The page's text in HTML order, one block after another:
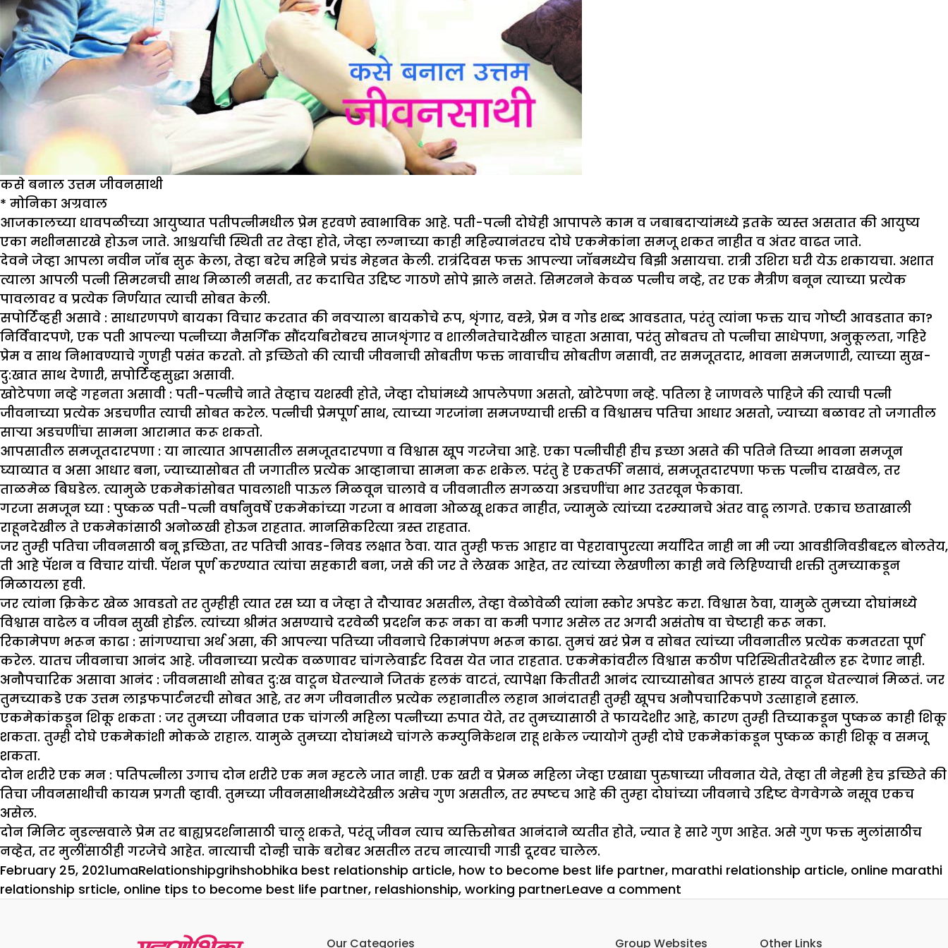
कसे बनाल उत्तम जीवनसाथी
* मोनिका अग्रवाल
आजकालच्या धावपळीच्या आयुष्यात पतीपत्नीमधील प्रेम हरवणे स्वाभाविक आहे. पती-पत्नी दोघेही आपापले काम व जबाबदाऱ्यांमध्ये इतके व्यस्त असतात की आयुष्य
एका मशीनसारखे होऊन जाते. आश्चर्याची स्थिती तर तेव्हा होते, जेव्हा लग्नाच्या काही महिन्यानंतरच दोघे एकमेकांना समजू शकत नाहीत व अंतर वाढत जाते.
देवने जेव्हा आपला नवीन जॉब सुरू केला, तेव्हा बरेच महिने प्रचंड मेहनत केली. रात्रंदिवस फक्त आपल्या जॉबमध्येच बिझी असायचा. रात्री उशिरा घरी येऊ शकायचा. अशात
त्याला आपली पत्नी सिमरनची साथ मिळाली नसती, तर कदाचित उद्दिष्ट गाठणे सोपे झाले नसते. सिमरनने केवळ पत्नीच नव्हे, तर एक मैत्रीण बनून त्याच्या प्रत्येक
पावलावर व प्रत्येक निर्णयात त्याची सोबत केली.
सपोर्टिव्हही असावे : साधारणपणे बायका विचार करतात की नवऱ्याला बायकोचे रूप, शृंगार, वस्त्रे, प्रेम व गोड शब्द आवडतात, परंतु त्यांना फक्त याच गोष्टी आवडतात का?
निर्विवादपणे, एक पती आपल्या पत्नीच्या नैसर्गिक सौंदर्याबरोबरच साजशृंगार व शालीनतेचादेखील चाहता असावा, परंतु सोबतच तो पत्नीचा साधेपणा, अनुकूलता, गहिरे
प्रेम व साथ निभावण्याचे गुणही पसंत करतो. तो इच्छितो की त्याची जीवनाची सोबतीण फक्त नावाचीच सोबतीण नसावी, तर समजूतदार, भावना समजणारी, त्याच्या सुख-
दु:खात साथ देणारी, सपोर्टिव्हसुद्धा असावी.
खोटेपणा नव्हे गहनता असावी : पती-पत्नीचे नाते तेव्हाच यशस्वी होते, जेव्हा दोघांमध्ये आपलेपणा असतो, खोटेपणा नव्हे. पतिला हे जाणवले पाहिजे की त्याची पत्नी
जीवनाच्या प्रत्येक अडचणीत त्याची सोबत करेल. पत्नीची प्रेमपूर्ण साथ, त्याच्या गरजांना समजण्याची शक्ती व विश्वासच पतिचा आधार असतो, ज्याच्या बळावर तो जगातील
साऱ्या अडचणींचा सामना आरामात करू शकतो.
आपसातील समजूतदारपणा : या नात्यात आपसातील समजूतदारपणा व विश्वास खूप गरजेचा आहे. एका पत्नीचीही हीच इच्छा असते की पतिने तिच्या भावना समजून
घ्याव्यात व असा आधार बना, ज्याच्यासोबत ती जगातील प्रत्येक आव्हानाचा सामना करू शकेल. परंतु हे एकतर्फी नसावं, समजूतदारपणा फक्त पत्नीच दाखवेल, तर
ताळमेळ बिघडेल. त्यामुळे एकमेकांसोबत पावलाशी पाऊल मिळवून चालावे व जीवनातील सगळया अडचणींचा भार उतरवून फेकावा.
गरजा समजून घ्या : पुष्कळ पती-पत्नी वर्षानुवर्षे एकमेकांच्या गरजा व भावना ओळखू शकत नाहीत, ज्यामुळे त्यांच्या दरम्यानचे अंतर वाढू लागते. एकाच छताखाली
राहूनदेखील ते एकमेकांसाठी अनोळखी होऊन राहतात. मानसिकरित्या त्रस्त राहतात.
जर तुम्ही पतिचा जीवनसाठी बनू इच्छिता, तर पतिची आवड-निवड लक्षात ठेवा. यात तुम्ही फक्त आहार वा पेहरावापुरत्या मर्यादित नाही ना मी ज्या आवडीनिवडीबद्दल बोलतेय,
ती आहे पॅशन व विचार यांची. पॅशन पूर्ण करण्यात त्यांचा सहकारी बना, जसे की जर ते लेखक आहेत, तर त्यांच्या लेखणीला काही नवे लिहिण्याची शक्ती तुमच्याकडून
मिळायला हवी.
जर त्यांना क्रिकेट खेळ आवडतो तर तुम्हीही त्यात रस घ्या व जेव्हा ते दौऱ्यावर असतील, तेव्हा वेळोवेळी त्यांना स्कोर अपडेट करा. विश्वास ठेवा, यामुळे तुमच्या दोघांमध्ये
विश्वास वाढेल व जीवन सुखी होईल. त्यांच्या श्रीमंत असण्याचे दरवेळी प्रदर्शन करू नका वा कमी पगार असेल तर अगदी असंतोष वा चेष्टाही करू नका.
रिकामेपण भरून काढा : सांगण्याचा अर्थ असा, की आपल्या पतिच्या जीवनाचे रिकामंपण भरून काढा. तुमचं खरं प्रेम व सोबत त्यांच्या जीवनातील प्रत्येक कमतरता पूर्ण
करेल. यातच जीवनाचा आनंद आहे. जीवनाच्या प्रत्येक वळणावर चांगलेवाईट दिवस येत जात राहतात. एकमेकांवरील विश्वास कठीण परिस्थितीतदेखील हरू देणार नाही.
अनौपचारिक असावा आनंद : जीवनसाथी सोबत दु:ख वाटून घेतल्याने जितकं हलकं वाटतं, त्यापेक्षा कितीतरी आनंद त्याच्यासोबत आपलं हास्य वाटून घेतल्यानं मिळतं. जर
तुमच्याकडे एक उत्तम लाइफपार्टनरची सोबत आहे, तर मग जीवनातील प्रत्येक लहानातील लहान आनंदातही तुम्ही खूपच अनौपचारिकपणे उत्साहाने हसाल.
एकमेकांकडून शिकू शकता : जर तुमच्या जीवनात एक चांगली महिला पत्नीच्या रुपात येते, तर तुमच्यासाठी ते फायदेशीर आहे, कारण तुम्ही तिच्याकडून पुष्कळ काही शिकू
शकता. तुम्ही दोघे एकमेकांशी मोकळे राहाल. यामुळे तुमच्या दोघांमध्ये चांगले कम्युनिकेशन राहू शकेल ज्यायोगे तुम्ही दोघे एकमेकांकडून पुष्कळ काही शिकू व समजू
शकता.
दोन शरीरे एक मन : पतिपत्नीला उगाच दोन शरीरे एक मन म्हटले जात नाही. एक खरी व प्रेमळ महिला जेव्हा एखाद्या पुरुषाच्या जीवनात येते, तेव्हा ती नेहमी हेच इच्छिते की
तिचा जीवनसाथीची कायम प्रगती व्हावी. तुमच्या जीवनसाथीमध्येदेखील असेच गुण असतील, तर स्पष्टच आहे की तुम्हा दोघांच्या जीवनाचे उद्दिष्ट वेगवेगळे नसूव एकच
असेल.
दोन मिनिट नुडल्सवाले प्रेम तर बाह्यप्रदर्शनासाठी चालू शकते, परंतू जीवन त्याच व्यक्तिसोबत आनंदाने व्यतीत होते, ज्यात हे सारे गुण आहेत. असे गुण फक्त मुलांसाठीच
नव्हेत, तर मुलींसाठीही गरजेचे आहेत. नात्याची दोन्ही चाके बरोबर असतील तरच नात्याची गाडी दूरवर चालेल.
Posted
on
February 25, 2021Author
umaCategories
RelationshipTags
grihshobhika best relationship article, how to become best life partner, marathi relationship article, online marathi
relationship srticle, online tips to become best life partner, relashionship, working partnerLeave a comment
Our Categories Group Websites Other Links